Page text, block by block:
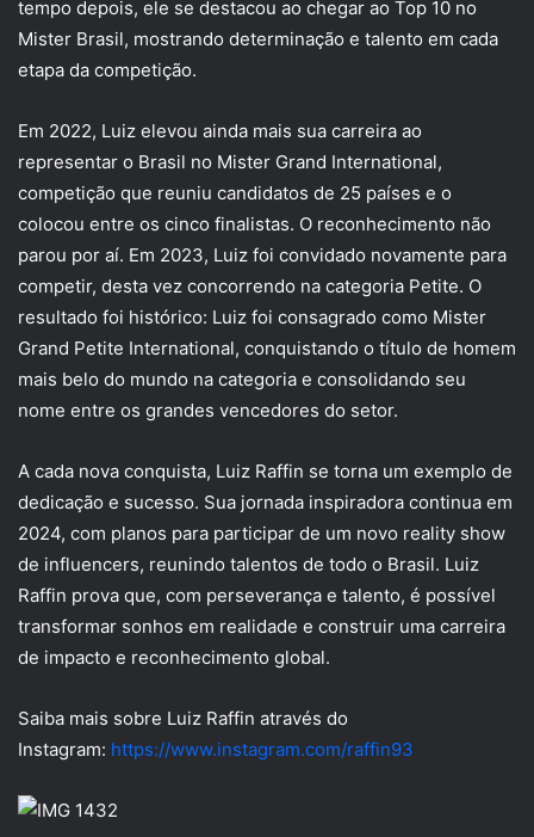
tempo depois, ele se destacou ao chegar ao Top 10 no
Mister Brasil, mostrando determinação e talento em cada
etapa da competição.
Em 2022, Luiz elevou ainda mais sua carreira ao
representar o Brasil no Mister Grand International,
competição que reuniu candidatos de 25 países e o
colocou entre os cinco finalistas. O reconhecimento não
parou por aí. Em 2023, Luiz foi convidado novamente para
competir, desta vez concorrendo na categoria Petite. O
resultado foi histórico: Luiz foi consagrado como Mister
Grand Petite International, conquistando o título de homem
mais belo do mundo na categoria e consolidando seu
nome entre os grandes vencedores do setor.
A cada nova conquista, Luiz Raffin se torna um exemplo de
dedicação e sucesso. Sua jornada inspiradora continua em
2024, com planos para participar de um novo reality show
de influencers, reunindo talentos de todo o Brasil. Luiz
Raffin prova que, com perseverança e talento, é possível
transformar sonhos em realidade e construir uma carreira
de impacto e reconhecimento global.
Saiba mais sobre Luiz Raffin através do
Instagram: https://www.instagram.com/raffin93